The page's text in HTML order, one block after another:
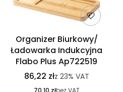
Organizer Biurkowy/
Ładowarka Indukcyjna
Flabo Plus Ap722519
86,22 złz 23% VAT